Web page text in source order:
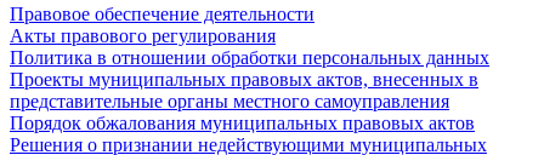
Правовое обеспечение деятельности
Акты правового регулирования
Политика в отношении обработки персональных данных
Проекты муниципальных правовых актов, внесенных в
представительные органы местного самоуправления
Порядок обжалования муниципальных правовых актов
Решения о признании недействующими муниципальных